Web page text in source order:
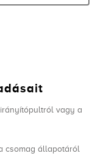
vagy a
csomag állapotáról